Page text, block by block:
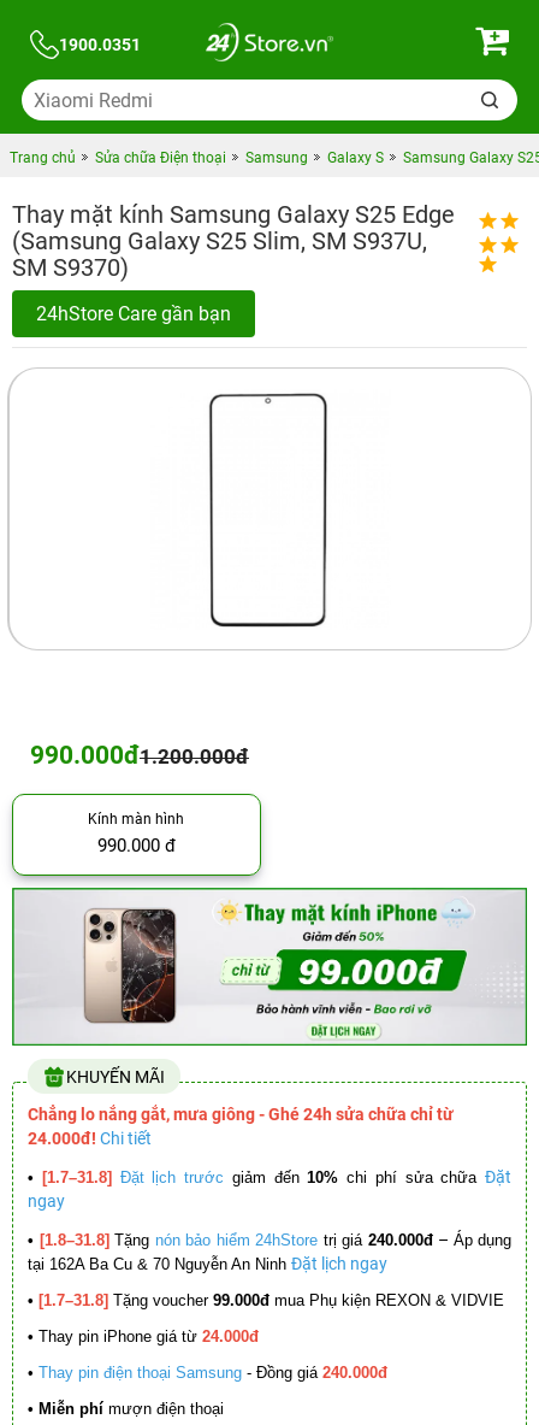
1900.0351
Trang chủ Sửa chữa Điện thoại Samsung Galaxy S Samsung Galaxy
Thay mặt kính Samsung Galaxy S25 Edge
(Samsung Galaxy S25 Slim, SM S937U,
SM S9370)
24hStore Care gần bạn
990.000đ1.200.000đ
Kính màn hình
990.000 đ
KHUYẾN MÃI
Chẳng lo nắng gắt, mưa giông - Ghé 24h sửa chữa chỉ từ
24.000đ! Chi tiết
• [1.7–31.8] Đặt lịch trước giảm đến10% chi phí sửa chữa Đặt
ngay
• [1.8–31.8] Tặng nón bảo hiểm 24hStore trị giá 240.000đ – Áp dụng
tại 162A Ba Cu & 70 Nguyễn An Ninh Đặt lịch ngay
• [1.7–31.8] Tặng voucher 99.000đ mua Phụ kiện REXON & VIDVIE
• Thay pin iPhone giá từ 24.000đ
• Thay pin điện thoại Samsung - Đồng giá 240.000đ
• Miễn phí mượn điện thoại